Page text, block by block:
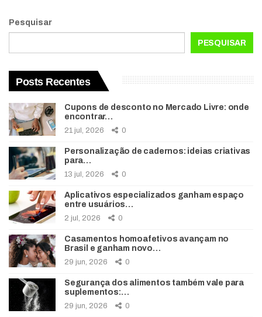
Pesquisar
PESQUISAR
Posts Recentes
Cupons de desconto no Mercado Livre: onde
encontrar…
21 jul, 2026 0
Personalização de cadernos: ideias criativas
para…
13 jul, 2026 0
Aplicativos especializados ganham espaço
entre usuários…
2 jul, 2026 0
Casamentos homoafetivos avançam no
Brasil e ganham novo…
29 jun, 2026 0
Segurança dos alimentos também vale para
suplementos:…
29 jun, 2026 0